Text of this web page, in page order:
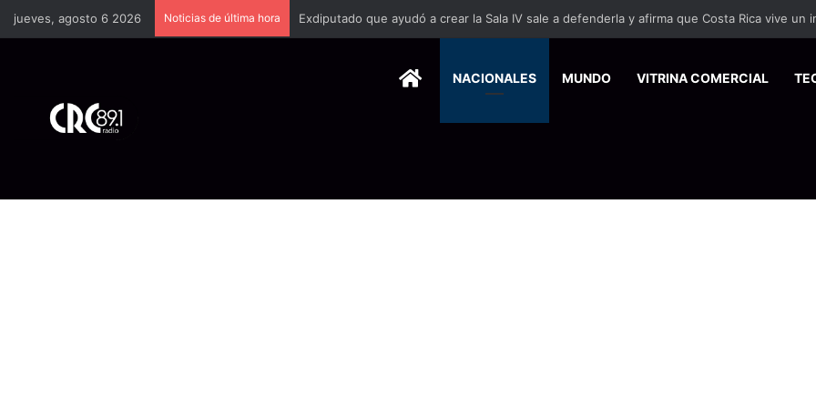
jueves, agosto 6 2026 Noticias de última hora Infórmese aquí sobre las noticias del ambiente comercial en el país
HOMENACIONALES MUNDO VITRINA COMERCIAL